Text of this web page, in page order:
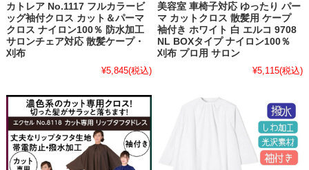
カトレア No.1117 フルカラービ
ッグ袖付クロス カット＆パーマ
クロス ナイロン100％ 防水加工
サロンチェア対応 散髪ケープ・
刈布
¥5,845(税込)
美容室 車椅子対応 ゆったり パー
マ カットクロス 散髪用 ケープ
袖付き ホワイト 白 エルコ 9708
NL BOXタイプ ナイロン100％
刈布 プロ用 サロン
¥5,115(税込)